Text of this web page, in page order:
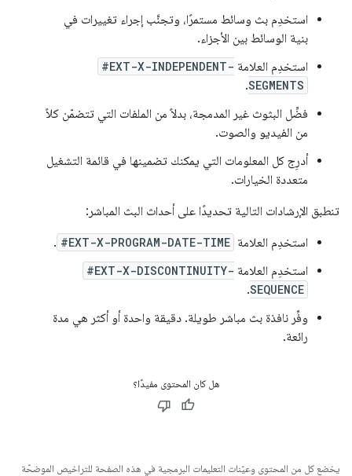
استخدِم بث وسائط مستمرًا، وتجنَّب إجراء تغييرات في
بنية الوسائط بين الأجزاء.
استخدِم العلامة #EXT-X-INDEPENDENT-
SEGMENTS
.
فضِّل البثوث غير المدمجة، بدلاً من الملفات التي تتضمّن كلاً
من الفيديو والصوت.
أدرِج كل المعلومات التي يمكنك تضمينها في قائمة التشغيل
متعددة الخيارات.
تنطبق الإرشادات التالية تحديدًا على أحداث البث المباشر:
استخدِم العلامة #EXT-X-PROGRAM-DATE-TIME
.
استخدِم العلامة #EXT-X-DISCONTINUITY-
SEQUENCE
.
وفِّر نافذة بث مباشر طويلة. دقيقة واحدة أو أكثر هي مدة
رائعة.
هل كان المحتوى مفيدًا؟
يخضع كل من المحتوى وعيّنات التعليمات البرمجية في هذه الصفحة للتراخيص الموضحّة